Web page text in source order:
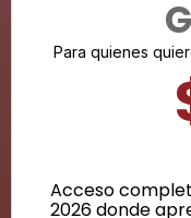
Para quienes
Acceso
2026 donde